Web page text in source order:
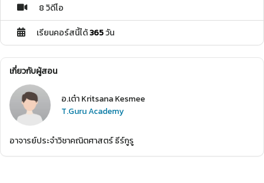
8 วิดีโอ
เรียนคอร์สนี้ได้365วัน
เกี่ยวกับผู้สอน
อ.เต๋า Kritsana Kesmee
T.Guru Academy
อาจารย์ประจำวิชาคณิตศาสตร์ ธีร์กูรู